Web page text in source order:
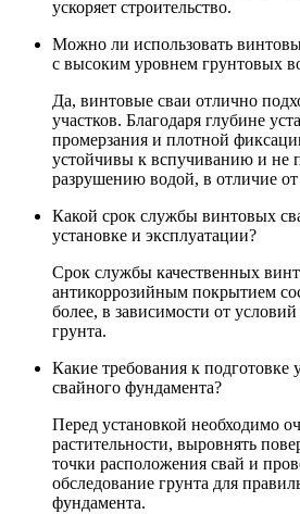
ускоряет строительство.
Можно ли использовать
с высоким уровнем грунтовых
Да, винтовые сваи отлично
участков. Благодаря глубине
промерзания и плотной
устойчивы к вспучиванию и не
разрушению водой, в отличие
Какой срок службы винтовых
установке и эксплуатации?
Срок службы качественных
антикоррозийным покрытием
более, в зависимости от
грунта.
Какие требования к подготовке
свайного фундамента?
Перед установкой необходимо
растительности, выровнять
точки расположения свай и
обследование грунта для
фундамента.